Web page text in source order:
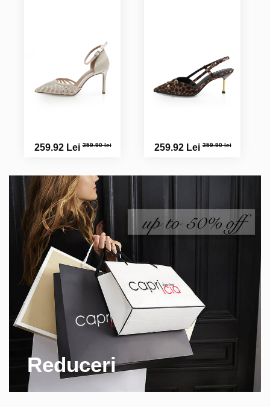
259.92 Lei359.90 lei 259.92 Lei359.90 lei
Reduceri